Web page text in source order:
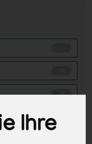
Ihre
14